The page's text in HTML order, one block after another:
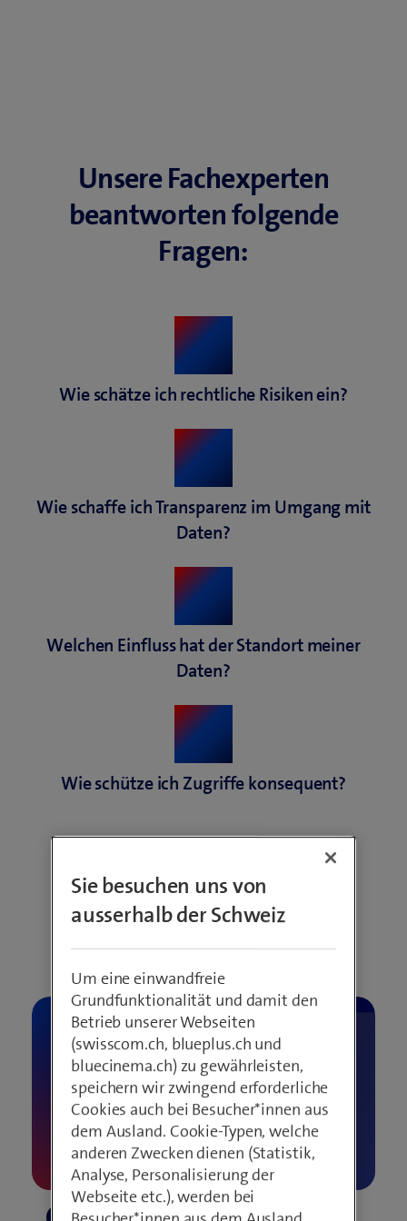
Unsere Fachexperten
beantworten folgende
Fragen:
Wie schätze ich rechtliche Risiken ein?
Wie schaffe ich Transparenz im Umgang mit
Daten?
Welchen Einfluss hat der Standort meiner
Daten?
Wie schütze ich Zugriffe konsequent?
Videos im Überblick
Sie besuchen uns von
ausserhalb der Schweiz
Um eine einwandfreie
Grundfunktionalität und damit den
Betrieb unserer Webseiten
(swisscom.ch, blueplus.ch und
bluecinema.ch) zu gewährleisten,
speichern wir zwingend erforderliche
Cookies auch bei Besucher*innen aus
dem Ausland. Cookie-Typen, welche
anderen Zwecken dienen (Statistik,
Analyse, Personalisierung der
Webseite etc.), werden bei